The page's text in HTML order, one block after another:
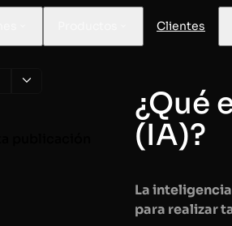
Clientes
¿Qué
(IA)?
La
para realizar